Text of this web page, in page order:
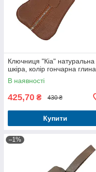
Ключниця "Кіа" натуральна
шкіра, колір гончарна глина
В наявності
425,70 ₴ 430 ₴
Купити
–1%